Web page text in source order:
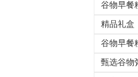
谷物早餐
精品礼盒
谷物早餐
甄选谷物